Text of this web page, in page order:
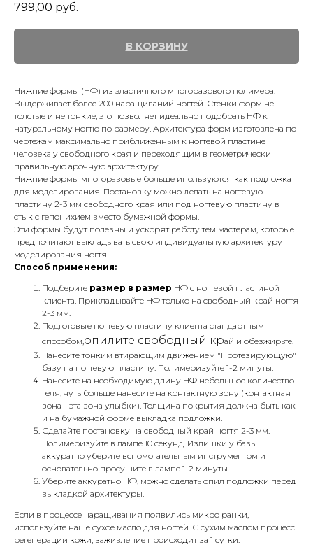
799,00 руб.
В КОРЗИНУ
Нижние формы (НФ) из эластичного многоразового полимера.
Выдерживает более 200 наращиваний ногтей. Стенки форм не
толстые и не тонкие, это позволяет идеально подобрать НФ к
натуральному ногтю по размеру. Архитектура форм изготовлена по
чертежам максимально приближенным к ногтевой пластине
человека у свободного края и переходящим в геометрически
правильную арочную архитектуру.
Нижние формы многоразовые больше ипользуются как подложка
для моделирования. Постановку можно делать на ногтевую
пластину 2-3 мм свободного края или под ногтевую пластину в
стык с гепонихием вместо бумажной формы.
Эти формы будут полезны и ускорят работу тем мастерам, которые
предпочитают выкладывать свою индивидуальную архитектуру
моделирования ногтя.
Способ применения:
Подберите размер в размер НФ с ногтевой пластиной
клиента. Прикладывайте НФ только на свободный край ногтя
2-3 мм.
Подготовьте ногтевую пластину клиента стандартным
способом,опилите свободный край и обезжирьте.
Нанесите тонким втирающим движением "Протезирующую"
базу на ногтевую пластину. Полимеризуйте 1-2 минуты.
Нанесите на необходимую длину НФ небольшое количество
геля, чуть больше нанесите на контактную зону (контактная
зона - эта зона улыбки). Толщина покрытия должна быть как
и на бумажной форме выкладка подложки.
Сделайте постановку на свободный край ногтя 2-3 мм.
Полимеризуйте в лампе 10 секунд. Излишки у базы
аккуратно уберите вспомогательным инструментом и
основательно просушите в лампе 1-2 минуты.
Уберите аккуратно НФ, можно сделать опил подложки перед
выкладкой архитектуры.
Если в процессе наращивания появились микро ранки,
используйте наше сухое масло для ногтей. С сухим маслом процесс
регенерации кожи, заживление происходит за 1 сутки.